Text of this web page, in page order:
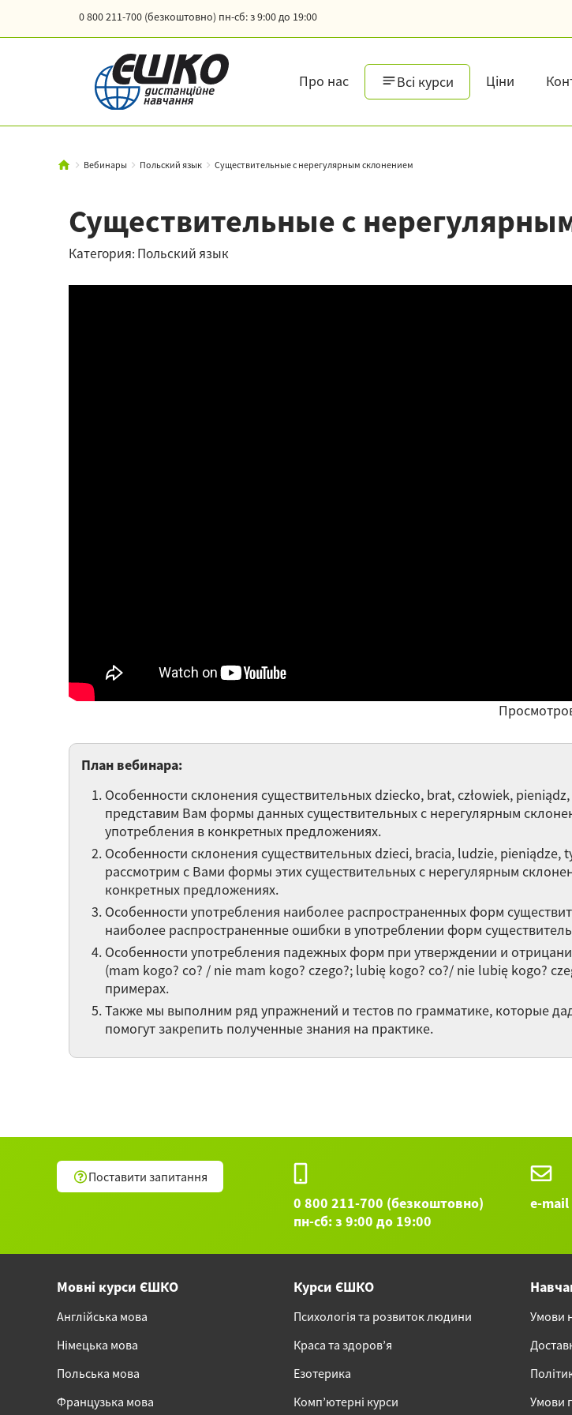
0 800 211-700 (безкоштовно) пн-сб: з 9:00 до 19:00
Про нас Всі курси Ціни
Вебинары Польский язык Существительные с нерегулярным склонением
Существительные с
Категория: Польский язык
План вебинара:
Особенности склонения существительных dziecko, brat, człowiek,
представим Вам формы данных существительных с нерегулярным
употребления в конкретных предложениях.
Особенности склонения существительных dzieci, bracia, ludzie,
рассмотрим с Вами формы этих существительных с нерегулярным
конкретных предложениях.
Особенности употребления наиболее распространенных форм
наиболее распространенные ошибки в употреблении форм
Особенности употребления падежных форм при утверждении и
(mam kogo? co? / nie mam kogo? czego?; lubię kogo? co?/ nie lubię kogo?
примерах.
Также мы выполним ряд упражнений и тестов по грамматике, которые
помогут закрепить полученные знания на практике.
Поставити запитання
0 800 211-700 (безкоштовно)
пн-сб: з 9:00 до 19:00
e-mail
Мовні курси ЄШКО
Англійська мова
Німецька мова
Польська мова
Французька мова
Курси ЄШКО
Психологія та розвиток людини
Краса та здоров’я
Езотерика
Комп’ютерні курси
Умови
Умови